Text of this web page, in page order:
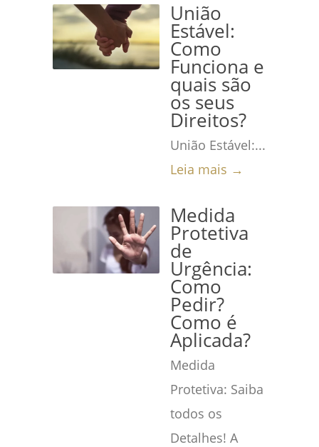
União
Estável:
Como
Funciona e
quais são
os seus
Direitos?
União Estável:...
Leia mais →
Medida
Protetiva
de
Urgência:
Como
Pedir?
Como é
Aplicada?
Medida
Protetiva: Saiba
todos os
Detalhes! A